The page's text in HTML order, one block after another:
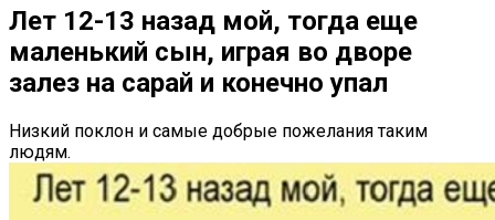
Лет 12-13 назад мой, тогда еще
маленький сын, играя во дворе
залез на сарай и конечно упал
Низкий поклон и самые добрые пожелания таким
людям.